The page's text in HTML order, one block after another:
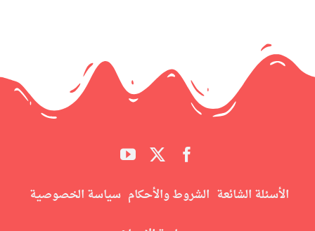
الأسئلة الشائعة الشروط والأحكام سياسة الخصوصية